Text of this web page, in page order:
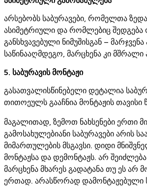
არსებობს საბურავები, რომელთა
ასიმეტრიული და რომლებიც შედგება
განსხვავებული ნიმუშისგან – მარჯვენა
საწინააღმდეგო, მარცხენა კი მშრალი
5. საბურავის მონტაჟი
გასათვალისწინებელი დეტალია
თითოეულს გააჩნია მონტაჟის თავისი
მაგალითად, ზემოთ ნახსენები ერთი
გამოსახულებიანი საბურავები არის
მიმართულების მსგავსი. დიდი
მონტაჟსა და დემონტაჟს. არ შეიძლება
მარცხენა მხარეს გადატანა თუ ეს არ
ერთად. არასწორად დამონტაჟებული